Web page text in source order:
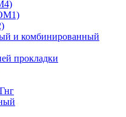
и комбинированный
прокладки